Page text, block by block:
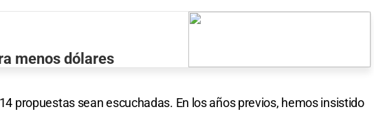
menos dólares
propuestas sean escuchadas. En los años previos, hemos insistido